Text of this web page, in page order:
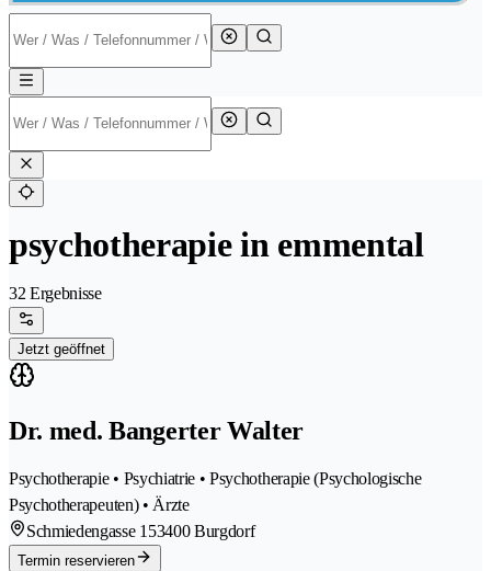
psychotherapie in emmental
32 Ergebnisse
Jetzt geöffnet
Dr. med. Bangerter Walter
Psychotherapie • Psychiatrie • Psychotherapie (Psychologische
Psychotherapeuten) • Ärzte
Schmiedengasse 153400 Burgdorf
Termin reservieren